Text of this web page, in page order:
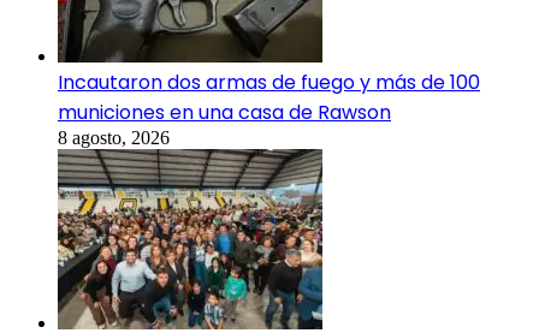
Incautaron dos armas de fuego y más de 100
municiones en una casa de Rawson
8 agosto, 2026